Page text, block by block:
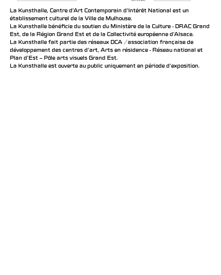
La Kunsthalle, Centre d’Art Contemporain d’Intérêt National est un
établissement culturel de la Ville de Mulhouse.
La Kunsthalle bénéficie du soutien du Ministère de la Culture - DRAC Grand
Est, de la Région Grand Est et de la Collectivité européenne d’Alsace.
La Kunsthalle fait partie des réseaux DCA / association française de
développement des centres d'art, Arts en résidence - Réseau national et
Plan d’Est – Pôle arts visuels Grand Est.
La Kunsthalle est ouverte au public uniquement en période d'exposition.